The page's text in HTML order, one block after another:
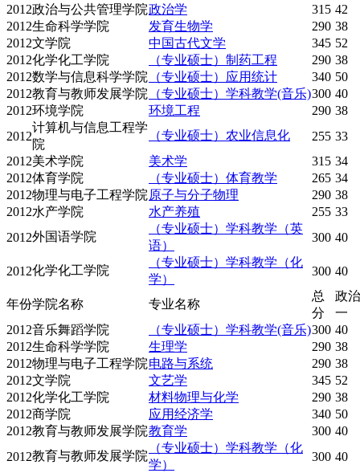
2012政治与公共管理学院政治学 315 42
2012生命科学学院 发育生物学 290 38
2012文学院 中国古代文学 345 52
2012化学化工学院 （专业硕士）制药工程 290 38
2012数学与信息科学学院 （专业硕士）应用统计 340 50
2012教育与教师发展学院 （专业硕士）学科教学(音乐)300 40
2012环境学院 环境工程 290 38
2012
计算机与信息工程学
院
（专业硕士）农业信息化 255 33
2012美术学院 美术学 315 34
2012体育学院 （专业硕士）体育教学 265 34
2012物理与电子工程学院 原子与分子物理 290 38
2012水产学院 水产养殖 255 33
2012外国语学院
（专业硕士）学科教学（英
语）
300 40
2012化学化工学院
（专业硕士）学科教学（化
学）
300 40
年份学院名称 专业名称
总
分
政
一
2012音乐舞蹈学院 （专业硕士）学科教学(音乐)300 40
2012生命科学学院 生理学 290 38
2012物理与电子工程学院电路与系统 290 38
2012文学院 文艺学 345 52
2012化学化工学院 材料物理与化学 290 38
2012商学院 应用经济学 340 50
2012教育与教师发展学院教育学 300 40
2012教育与教师发展学院
（专业硕士）学科教学（化
学）
300 40